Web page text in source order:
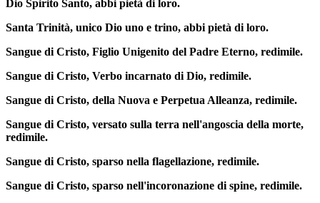
Dio Spirito Santo, abbi pietà di loro.
Santa Trinità, unico Dio uno e trino, abbi pietà di loro.
Sangue di Cristo, Figlio Unigenito del Padre Eterno, redimile.
Sangue di Cristo, Verbo incarnato di Dio, redimile.
Sangue di Cristo, della Nuova e Perpetua Alleanza, redimile.
Sangue di Cristo, versato sulla terra nell'angoscia della morte,
redimile.
Sangue di Cristo, sparso nella flagellazione, redimile.
Sangue di Cristo, sparso nell'incoronazione di spine, redimile.